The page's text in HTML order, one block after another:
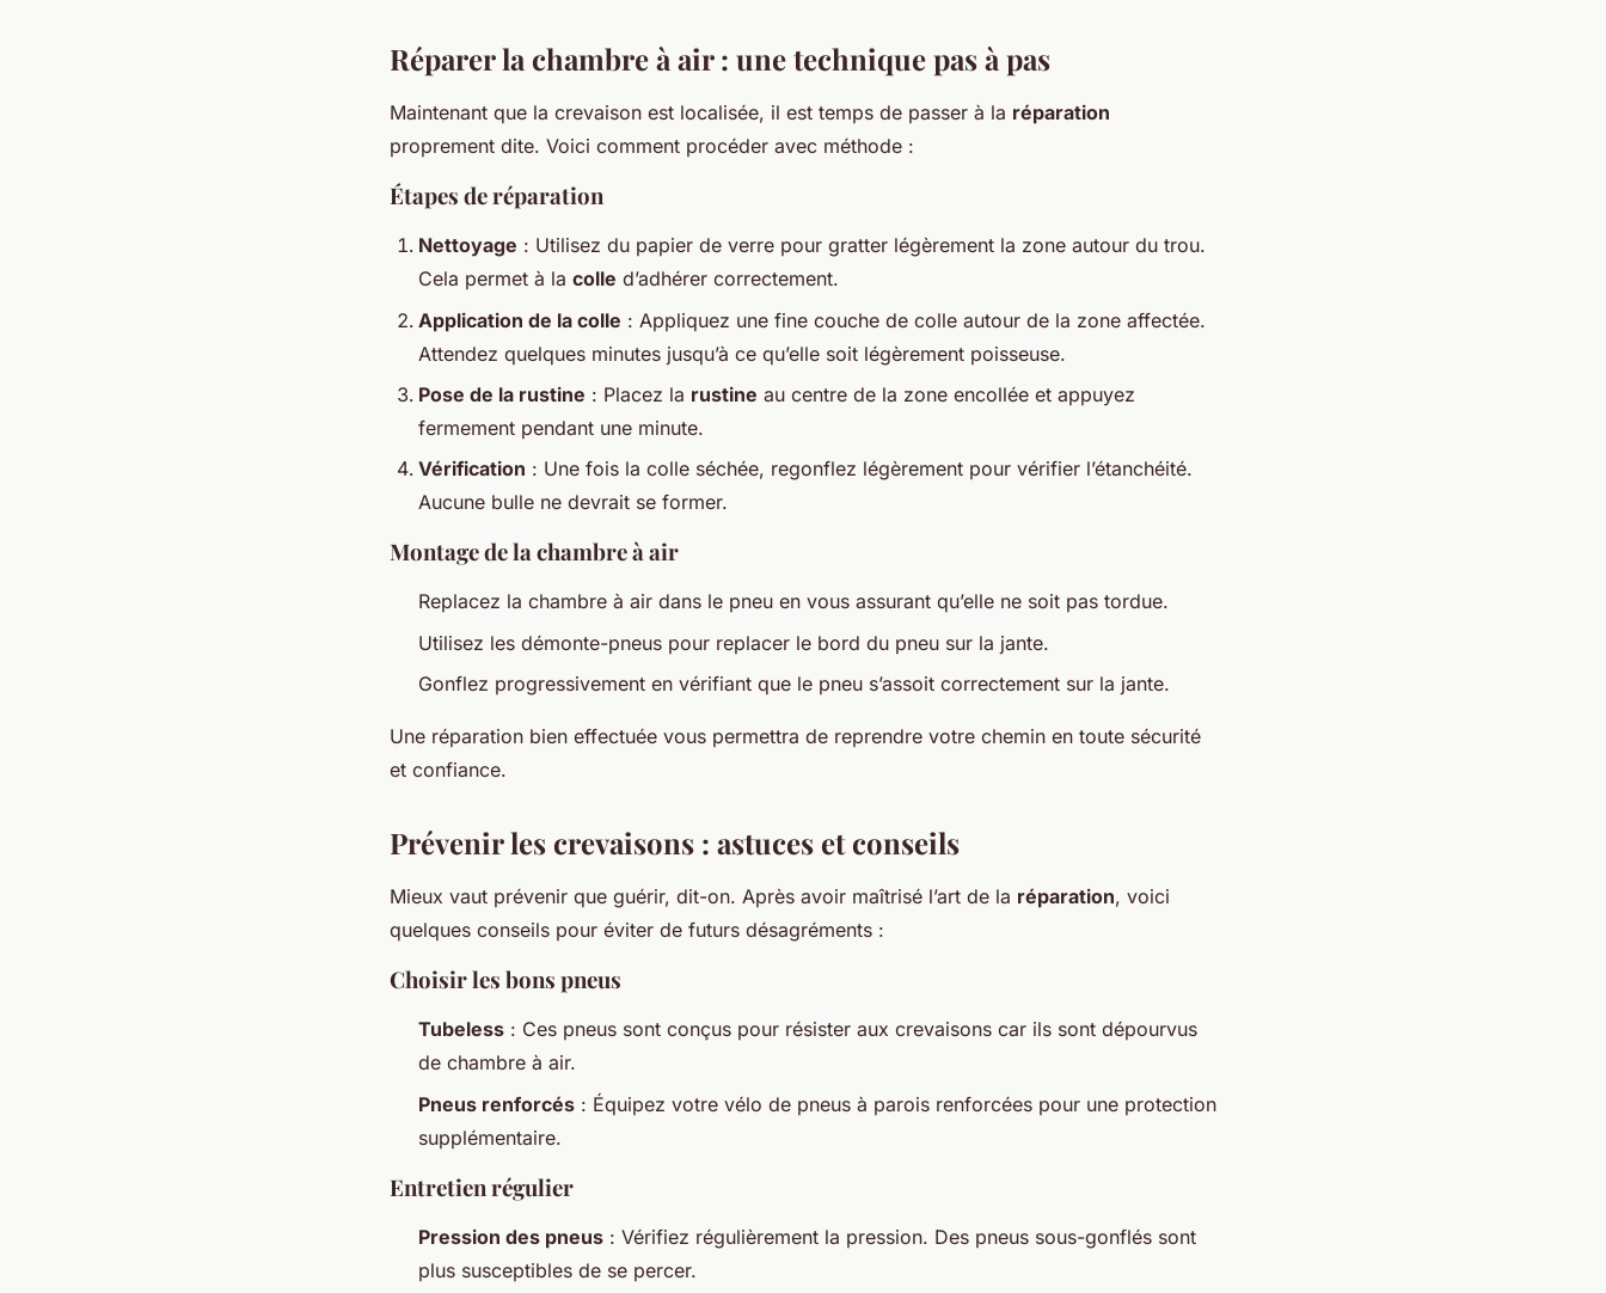
Réparer la chambre à air : une technique pas à pas
Maintenant que la crevaison est localisée, il est temps de passer à la réparation
proprement dite. Voici comment procéder avec méthode :
Étapes de réparation
Nettoyage : Utilisez du papier de verre pour gratter légèrement la zone autour du trou.
Cela permet à la colle d’adhérer correctement.
Application de la colle : Appliquez une fine couche de colle autour de la zone affectée.
Attendez quelques minutes jusqu’à ce qu’elle soit légèrement poisseuse.
Pose de la rustine : Placez la rustine au centre de la zone encollée et appuyez
fermement pendant une minute.
Vérification : Une fois la colle séchée, regonflez légèrement pour vérifier l’étanchéité.
Aucune bulle ne devrait se former.
Montage de la chambre à air
Replacez la chambre à air dans le pneu en vous assurant qu’elle ne soit pas tordue.
Utilisez les démonte-pneus pour replacer le bord du pneu sur la jante.
Gonflez progressivement en vérifiant que le pneu s’assoit correctement sur la jante.
Une réparation bien effectuée vous permettra de reprendre votre chemin en toute sécurité
et confiance.
Prévenir les crevaisons : astuces et conseils
Mieux vaut prévenir que guérir, dit-on. Après avoir maîtrisé l’art de la réparation, voici
quelques conseils pour éviter de futurs désagréments :
Choisir les bons pneus
Tubeless : Ces pneus sont conçus pour résister aux crevaisons car ils sont dépourvus
de chambre à air.
Pneus renforcés : Équipez votre vélo de pneus à parois renforcées pour une protection
supplémentaire.
Entretien régulier
Pression des pneus : Vérifiez régulièrement la pression. Des pneus sous-gonflés sont
plus susceptibles de se percer.